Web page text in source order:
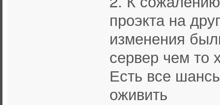
проэкта на
изменения
сервер чем то
Есть все
оживить